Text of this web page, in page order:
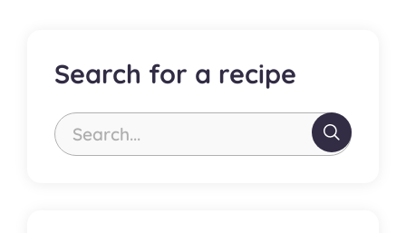
Search for a recipe
Search...